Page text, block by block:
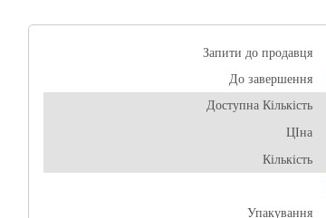
Запити до продавця
До завершення
Доступна Кількість
ЦІна
Кількість
Упакування